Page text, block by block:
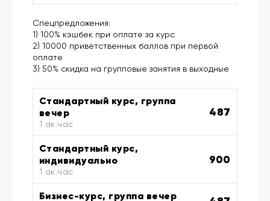
Спецпредложения:
1) 100% кэшбек при оплате за курс
2) 10000 приветственных баллов при первой
оплате
3) 50% скидка на групповые занятия в выходные
Стандартный курс, группа
вечер
1 ак.час
487
Стандартный курс,
индивидуально
1 ак.час
900
Бизнес-курс, группа вечер